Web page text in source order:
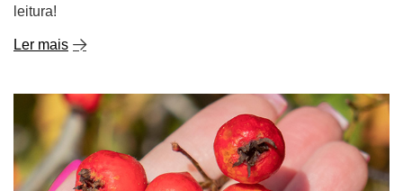
leitura!
Ler mais